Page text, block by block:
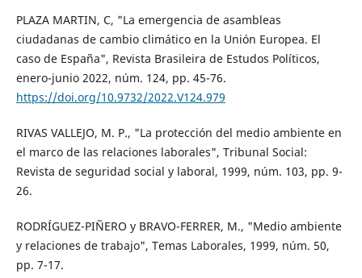
PLAZA MARTIN, C, "La emergencia de asambleas
ciudadanas de cambio climático en la Unión Europea. El
caso de España", Revista Brasileira de Estudos Políticos,
enero-junio 2022, núm. 124, pp. 45-76.
https://doi.org/10.9732/2022.V124.979
RIVAS VALLEJO, M. P., "La protección del medio ambiente en
el marco de las relaciones laborales", Tribunal Social:
Revista de seguridad social y laboral, 1999, núm. 103, pp. 9-
26.
RODRÍGUEZ-PIÑERO y BRAVO-FERRER, M., "Medio ambiente
y relaciones de trabajo", Temas Laborales, 1999, núm. 50,
pp. 7-17.